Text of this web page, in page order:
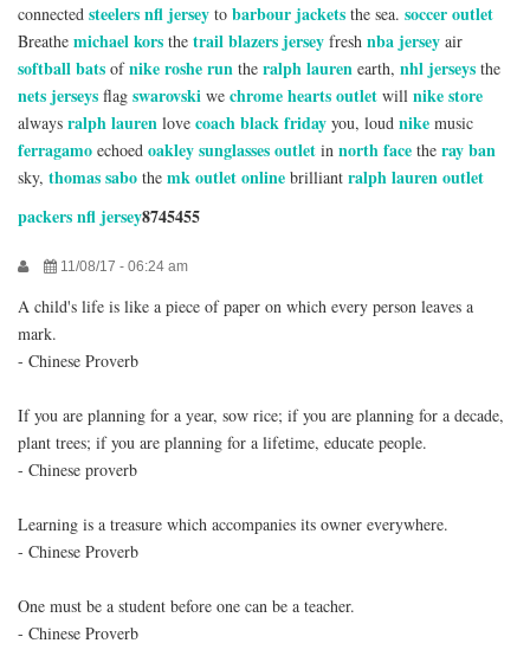
connected steelers nfl jersey to barbour jackets the sea. soccer outlet
Breathe michael kors the trail blazers jersey fresh nba jersey air
softball bats ofnike roshe run the ralph lauren earth, nhl jerseys the
nets jerseys flag swarovski we chrome hearts outlet will nike store
always ralph lauren love coach black friday you, loud nike music
ferragamo echoed oakley sunglasses outlet in north face the ray ban
sky, thomas sabo the mk outlet online brilliant ralph lauren outlet
packers nfl jersey8745455
11/08/17 - 06:24 am
A child's life is like a piece of paper on which every person leaves a
mark.
- Chinese Proverb
If you are planning for a year, sow rice; if you are planning for a decade,
plant trees; if you are planning for a lifetime, educate people.
- Chinese proverb
Learning is a treasure which accompanies its owner everywhere.
- Chinese Proverb
One must be a student before one can be a teacher.
- Chinese Proverb